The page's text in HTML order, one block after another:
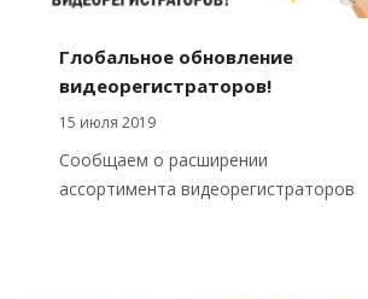
Глобальное обновление
видеорегистраторов!
15 июля 2019
Сообщаем о расширении
ассортимента видеорегистраторов